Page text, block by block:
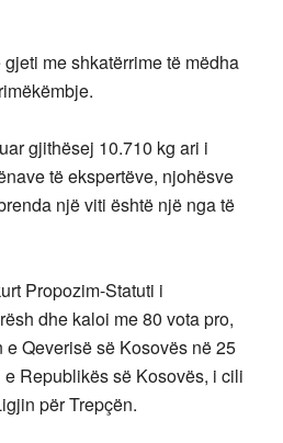
me shkatërrime të mëdha
gjithësej 10.710 kg ari i
të ekspertëve, njohësve
një viti është një nga të
Propozim-Statuti i
dhe kaloi me 80 vota pro,
Qeverisë së Kosovës në 25
Republikës së Kosovës, i cili
për Trepçën.